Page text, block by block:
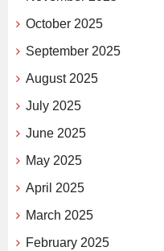
October 2025
September 2025
August 2025
July 2025
June 2025
May 2025
April 2025
March 2025
February 2025